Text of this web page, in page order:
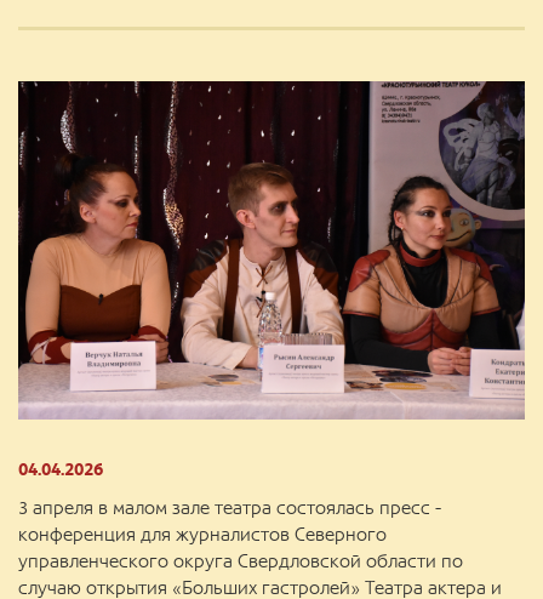
04.04.2026
3 апреля в малом зале театра состоялась пресс -
конференция для журналистов Северного
управленческого округа Свердловской области по
случаю открытия «Больших гастролей» Театра актера и